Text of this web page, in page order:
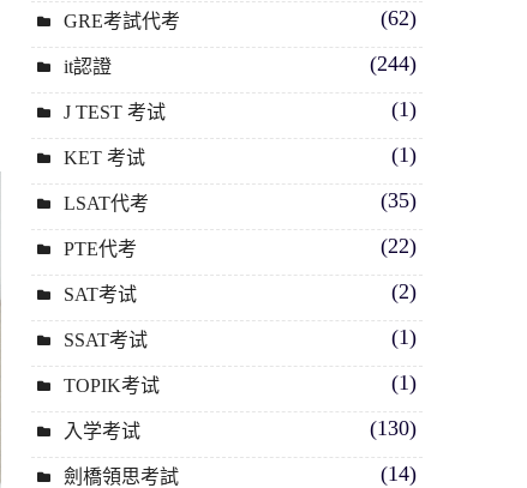
GRE考試代考 (62)
it認證 (244)
J TEST 考试 (1)
KET 考试 (1)
LSAT代考 (35)
PTE代考 (22)
SAT考试 (2)
SSAT考试 (1)
TOPIK考试 (1)
入学考试 (130)
劍橋領思考試 (14)